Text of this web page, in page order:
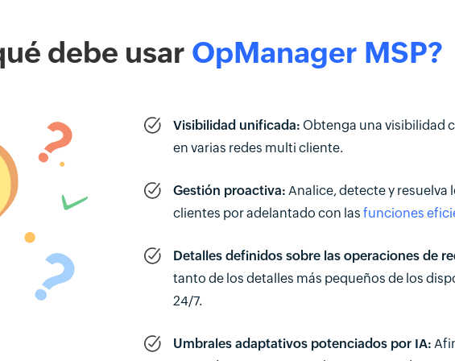
debe usar OpManager MSP?
Visibilidad unificada: Obtenga una visibilidad
en varias redes multi cliente.
Gestión proactiva: Analice, detecte y resuelva
clientes por adelantado con las funciones
Detalles definidos sobre las operaciones de
tanto de los detalles más pequeños de los
24/7.
Umbrales adaptativos potenciados por IA: